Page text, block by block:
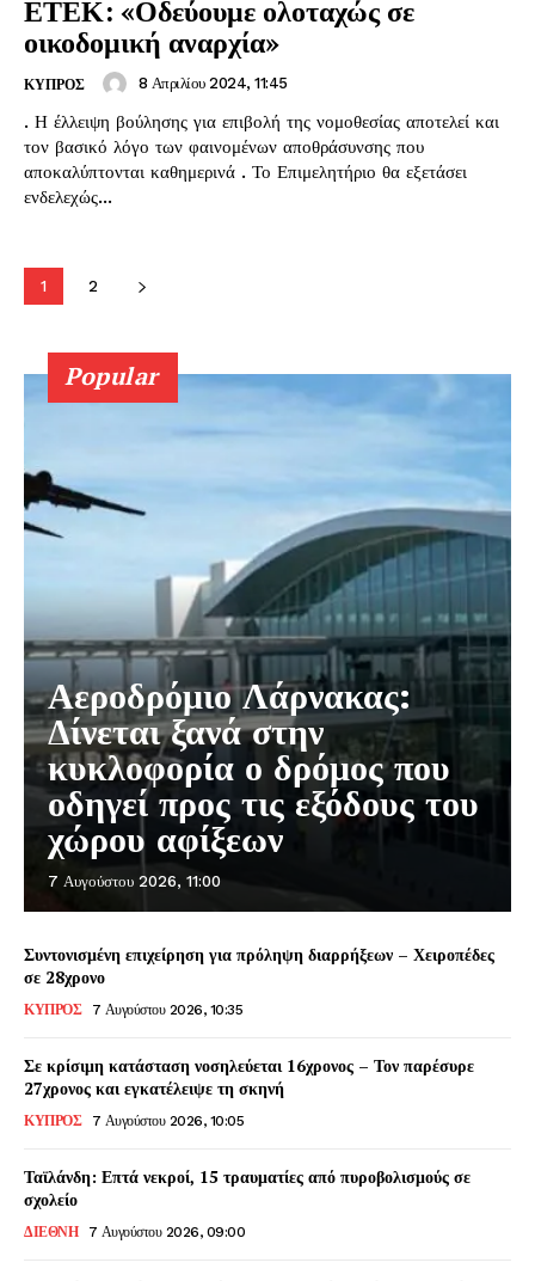
ΕΤΕΚ: «Οδεύουμε ολοταχώς σε
οικοδομική αναρχία»
ΚΥΠΡΟΣ 8 Απριλίου 2024, 11:45
. Η έλλειψη βούλησης για επιβολή της νομοθεσίας αποτελεί και
τον βασικό λόγο των φαινομένων αποθράσυνσης που
αποκαλύπτονται καθημερινά . Το Επιμελητήριο θα εξετάσει
ενδελεχώς...
1 2
Popular
Αεροδρόμιο Λάρνακας:
Δίνεται ξανά στην
κυκλοφορία ο δρόμος που
οδηγεί προς τις εξόδους του
χώρου αφίξεων
7 Αυγούστου 2026, 11:00
Συντονισμένη επιχείρηση για πρόληψη διαρρήξεων – Χειροπέδες
σε 28χρονο
ΚΥΠΡΟΣ 7 Αυγούστου 2026, 10:35
Σε κρίσιμη κατάσταση νοσηλεύεται 16χρονος – Τον παρέσυρε
27χρονος και εγκατέλειψε τη σκηνή
ΚΥΠΡΟΣ 7 Αυγούστου 2026, 10:05
Ταϊλάνδη: Επτά νεκροί, 15 τραυματίες από πυροβολισμούς σε
σχολείο
ΔΙΕΘΝΗ 7 Αυγούστου 2026, 09:00